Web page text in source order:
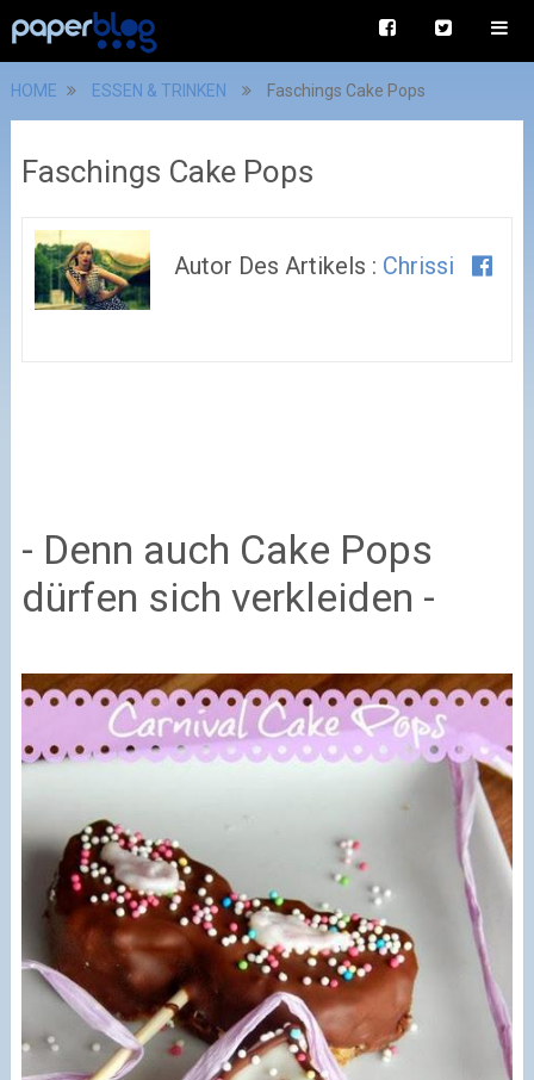
HOME ESSEN & TRINKEN Faschings Cake Pops
Faschings Cake Pops
Autor Des Artikels : Chrissi
- Denn auch Cake Pops
dürfen sich verkleiden -